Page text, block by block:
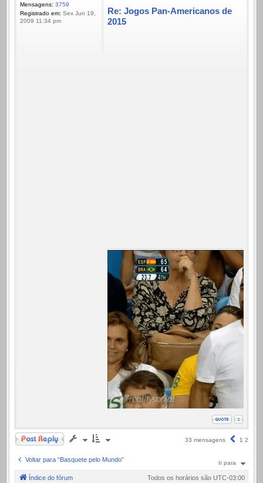
Mensagens: 3759
Registrado em: Sex Jun 19,
2009 11:34 pm
Re: Jogos Pan-Americanos de
2015
Responder
33 mensagens Anterior
1 2
Voltar para “Basquete pelo Mundo” Ir para
Índice do fórum Todos os horários são UTC-03:00